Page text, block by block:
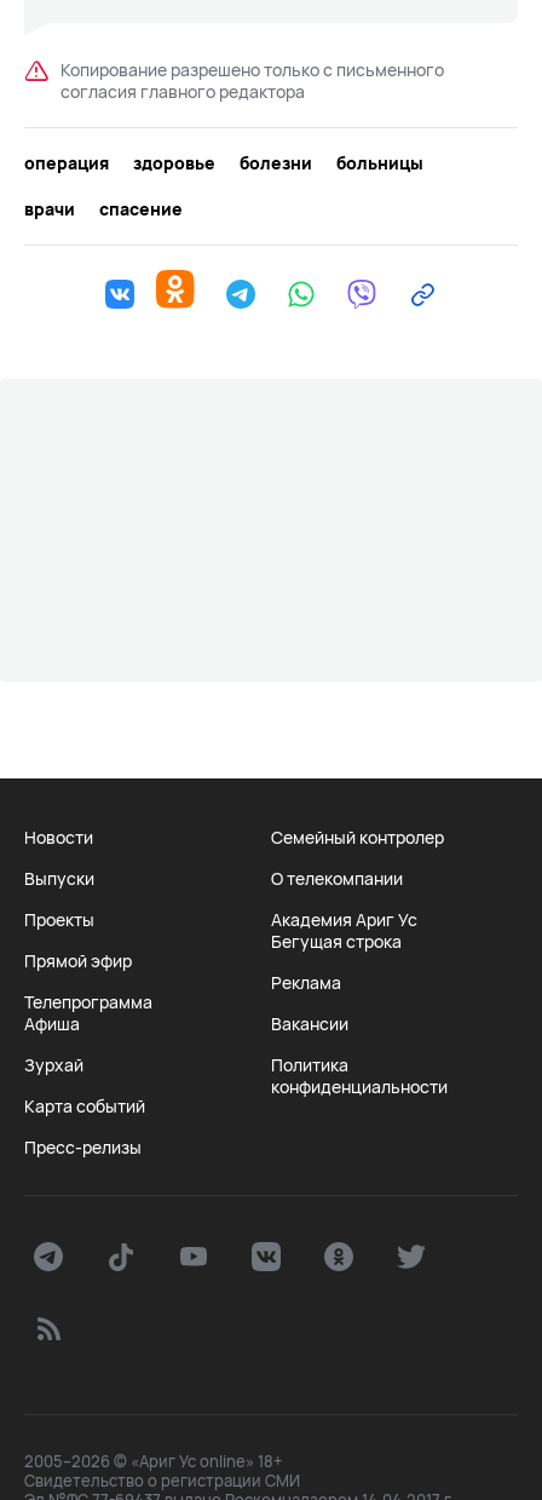
Копирование разрешено только с письменного
согласия главного редактора
операция здоровье болезни
больницы
врачи
спасение
Новости
Выпуски
Проекты
Прямой эфир
Телепрограмма
Афиша
Зурхай
Карта событий
Пресс-релизы
Семейный контролер
О телекомпании
Академия Ариг Ус
Бегущая строка
Реклама
Вакансии
Политика
конфиденциальности
2005–2026 © «Ариг Ус online» 18+
Свидетельство о регистрации СМИ